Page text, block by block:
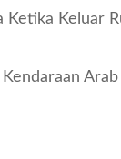
Ketika Keluar